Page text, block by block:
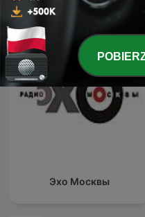
Эхо Москвы